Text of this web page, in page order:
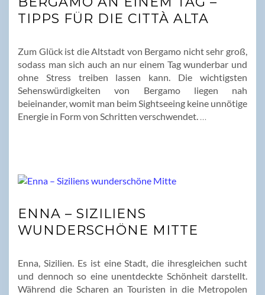
TIPPS FÜR DIE CITTÀ ALTA
Zum Glück ist die Altstadt von Bergamo nicht sehr groß,
sodass man sich auch an nur einem Tag wunderbar und
ohne Stress treiben lassen kann. Die wichtigsten
Sehenswürdigkeiten von Bergamo liegen nah
beieinander, womit man beim Sightseeing keine unnötige
Energie in Form von Schritten verschwendet.
ENNA – SIZILIENS
WUNDERSCHÖNE MITTE
Enna, Sizilien. Es ist eine Stadt, die ihresgleichen sucht
und dennoch so eine unentdeckte Schönheit darstellt.
Während die Scharen an Touristen in die Metropolen